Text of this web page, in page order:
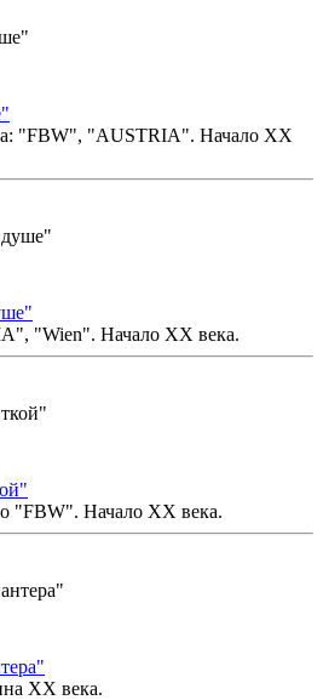
"FBW", "AUSTRIA". Начало ХХ
"Wien". Начало ХХ века.
"FBW". Начало ХХ века.
XX века.